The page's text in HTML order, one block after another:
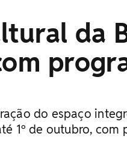
da
do espaço
1º de outubro, com